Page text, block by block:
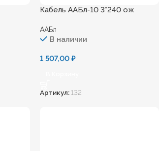
Кабель ААБл-10 3*240 ож
ААБл
В наличии
1 507,00₽
Артикул: 132